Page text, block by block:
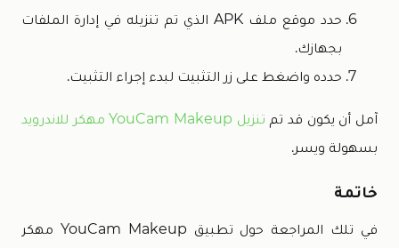
حدد موقع ملف APK الذي تم تنزيله في إدارة الملفات
بجهازك.
حدده واضغط على زر التثبيت لبدء إجراء التثبيت.
آمل أن يكون قد تم تنزيل YouCam Makeup مهكر للاندرويد
بسهولة ويسر.
خاتمة
في تلك المراجعة حول تطبيق YouCam Makeup مهكر